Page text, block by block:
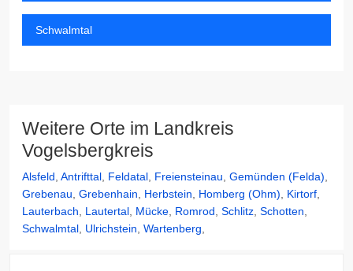
Schwalmtal
Weitere Orte im Landkreis
Vogelsbergkreis
Alsfeld Antrifttal Feldatal Freiensteinau Gemünden (Felda)
Grebenau Grebenhain Herbstein Homberg (Ohm) Kirtorf
Lauterbach
Lautertal Mücke Romrod Schlitz Schotten
Schwalmtal Ulrichstein Wartenberg